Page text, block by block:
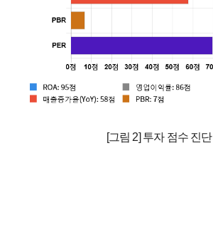
[그림 2] 투자 점수 진단